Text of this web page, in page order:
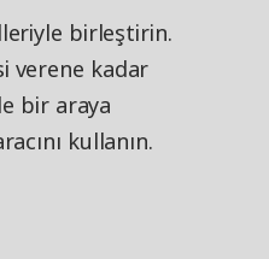
birleştirin.
verene kadar
bir araya
kullanın.